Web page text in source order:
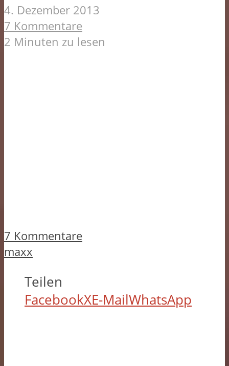
4. Dezember 2013
7 Kommentare
2 Minuten zu lesen
7 Kommentare
maxx
Teilen
FacebookXE-MailWhatsApp